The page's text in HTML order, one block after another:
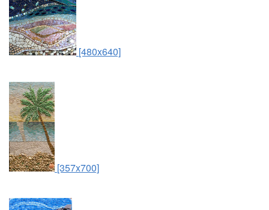
[480x640]
[357x700]